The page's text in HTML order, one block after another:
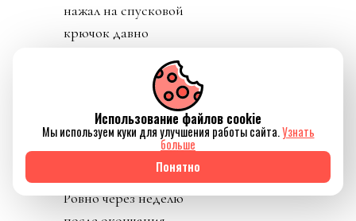
нажал на спусковой
крючок давно
прихватизация футбола.
О том как почти
похитили футбол - наша
краткая хроника.
День 0. 26 июля 2026.
Ровно через неделю
Использование файлов cookie
Мы используем куки для улучшения работы сайта.Узнать
больше
Понятно